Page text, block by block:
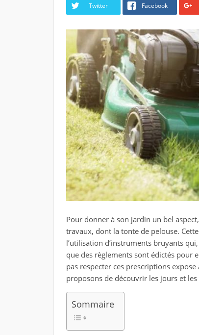
Twitter Facebook
Pour donner à son jardin un bel
travaux, dont la tonte de pelouse.
l’utilisation d’instruments bruyants
que des règlements sont édictés pour
pas respecter ces prescriptions
proposons de découvrir les jours et
Sommaire